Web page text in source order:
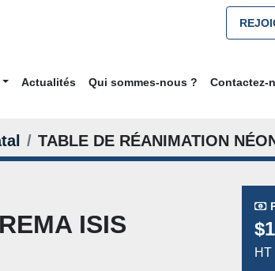
Actualités Qui sommes-nous ? Contactez-
TABLE DE RÉANIMATION
ISIS
HT